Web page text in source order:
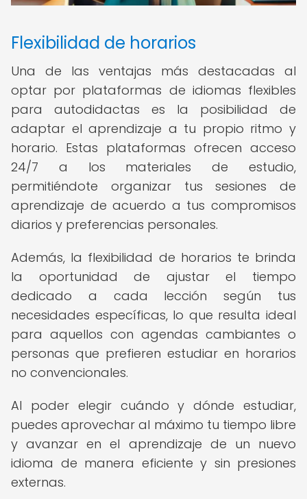
Flexibilidad de horarios
Una de las ventajas más destacadas al
optar por plataformas de idiomas flexibles
para autodidactas es la posibilidad de
adaptar el aprendizaje a tu propio ritmo y
horario. Estas plataformas ofrecen acceso
24/7 a los materiales de estudio,
permitiéndote organizar tus sesiones de
aprendizaje de acuerdo a tus compromisos
diarios y preferencias personales.
Además, la flexibilidad de horarios te brinda
la oportunidad de ajustar el tiempo
dedicado a cada lección según tus
necesidades específicas, lo que resulta ideal
para aquellos con agendas cambiantes o
personas que prefieren estudiar en horarios
no convencionales.
Al poder elegir cuándo y dónde estudiar,
puedes aprovechar al máximo tu tiempo libre
y avanzar en el aprendizaje de un nuevo
idioma de manera eficiente y sin presiones
externas.